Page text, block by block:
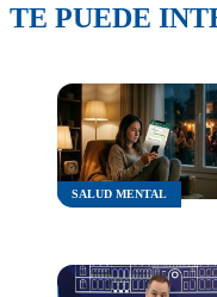
TE PUEDE
SALUD MENTAL